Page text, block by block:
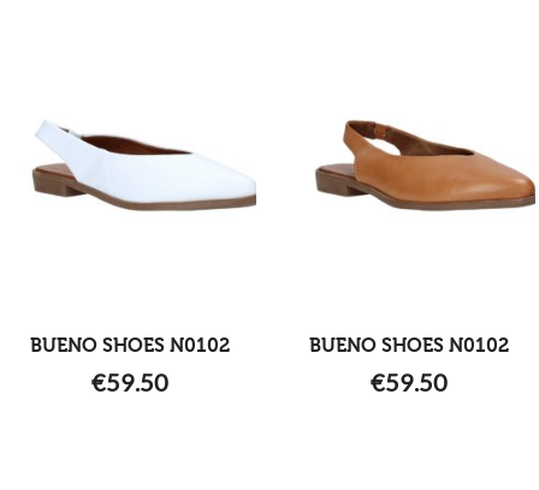
BUENO SHOES N0102
€59.50
BUENO SHOES N0102
€59.50